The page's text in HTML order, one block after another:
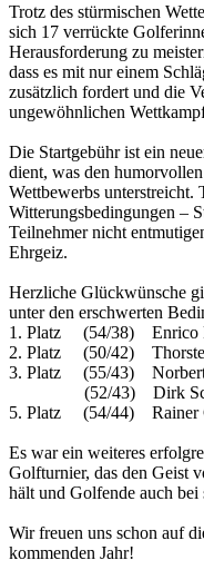
Trotz des stürmischen
sich 17 verrückte
Herausforderung zu
dass es mit nur einem
zusätzlich fordert und die
ungewöhnlichen
Die Startgebühr ist ein
dient, was den
Wettbewerbs unterstreicht.
Witterungsbedingungen –
Teilnehmer nicht
Ehrgeiz.
Herzliche Glückwünsche
unter den erschwerten
1. Platz (54/38) Enrico
2. Platz (50/42)
3. Platz (55/43)
(52/43) Dirk
5. Platz (54/44) Rainer
Es war ein weiteres
Golfturnier, das den Geist
hält und Golfende auch bei
Wir freuen uns schon auf
kommenden Jahr!